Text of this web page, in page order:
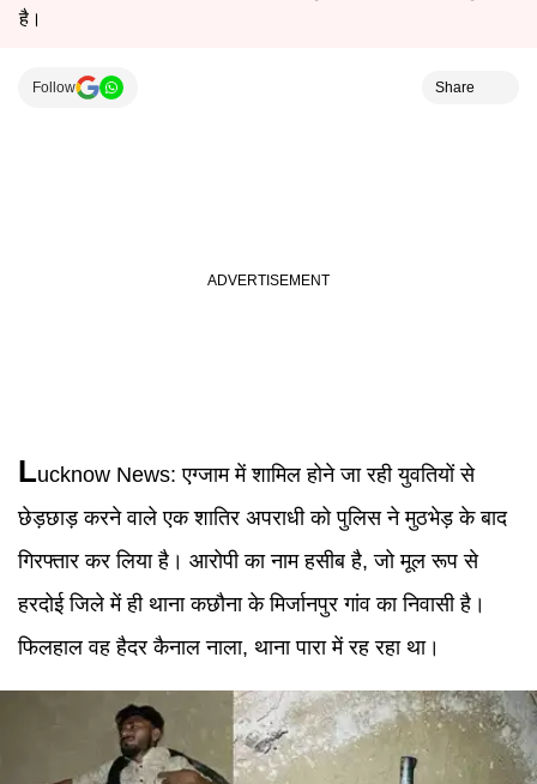
है।
Follow Share
Lucknow News:एग्जाम में शामिल होने जा रही युवतियों से
छेड़छाड़ करने वाले एक शातिर अपराधी को पुलिस ने मुठभेड़ के बाद
गिरफ्तार कर लिया है। आरोपी का नाम हसीब है, जो मूल रूप से
हरदोई जिले में ही थाना कछौना के मिर्जानपुर गांव का निवासी है।
फिलहाल वह हैदर कैनाल नाला, थाना पारा में रह रहा था।